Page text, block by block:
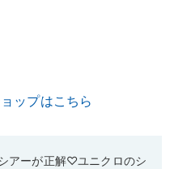
ップはこちら
アーが正解♡ユニクロのシ